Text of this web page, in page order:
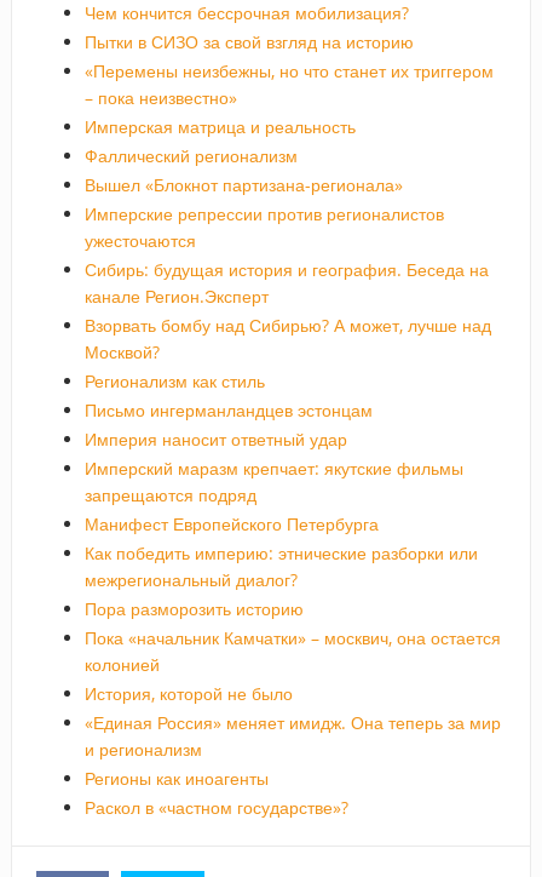
Чем кончится бессрочная мобилизация?
Пытки в СИЗО за свой взгляд на историю
«Перемены неизбежны, но что станет их триггером
– пока неизвестно»
Имперская матрица и реальность
Фаллический регионализм
Вышел «Блокнот партизана-регионала»
Имперские репрессии против регионалистов
ужесточаются
Сибирь: будущая история и география. Беседа на
канале Регион.Эксперт
Взорвать бомбу над Сибирью? А может, лучше над
Москвой?
Регионализм как стиль
Письмо ингерманландцев эстонцам
Империя наносит ответный удар
Имперский маразм крепчает: якутские фильмы
запрещаются подряд
Манифест Европейского Петербурга
Как победить империю: этнические разборки или
межрегиональный диалог?
Пора разморозить историю
Пока «начальник Камчатки» – москвич, она остается
колонией
История, которой не было
«Единая Россия» меняет имидж. Она теперь за мир
и регионализм
Регионы как иноагенты
Раскол в «частном государстве»?